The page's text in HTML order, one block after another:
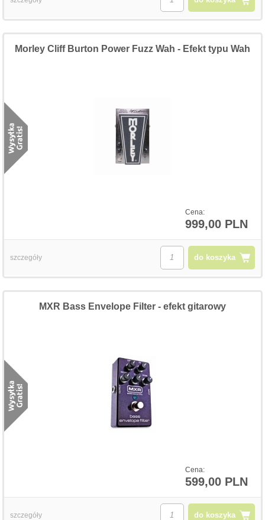
Cena:
999,00 PLN
Morley Cliff Burton Power Fuzz Wah - Efekt typu Wah
do koszyka
szczegóły
Cena:
599,00 PLN
MXR Bass Envelope Filter - efekt gitarowy
do koszyka
szczegóły